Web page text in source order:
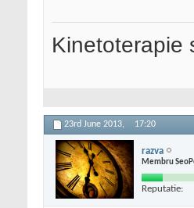
Kinetoterapie
23rd June 2013, 17:20
razva
Membru
Reputatie: